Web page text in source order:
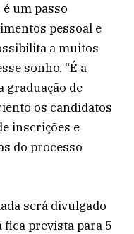
um passo
pessoal e
a muitos
sonho. “É a
graduação de
os candidatos
inscrições e
do processo
será divulgado
fica prevista para 5